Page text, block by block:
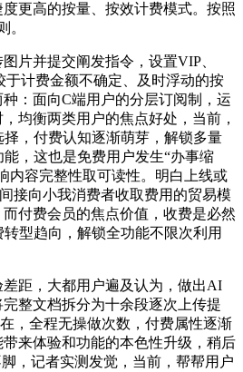
更高的按量、按效计费模式。按照
。
并提交阐发指令，设置VIP、
于计费金额不确定、及时浮动的按
：面向C端用户的分层订阅制，运
均衡两类用户的焦点好处，当前，
，付费认知逐渐萌芽，解锁多量
，这也是免费用户发生“办事缩
内容完整性取可读性。明白上线或
接向小我消费者收取费用的贸易模
付费会员的焦点价值，收费是必然
型趋向，解锁全功能不限次利用
距，大都用户遍及认为，做出AI
整文档拆分为十余段逐次上传提
，全程无操做次数，付费属性逐渐
来体验和功能的本色性升级，稍后
，记者实测发觉，当前，帮帮用户